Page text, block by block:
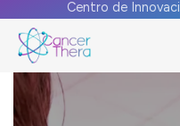
Centro de